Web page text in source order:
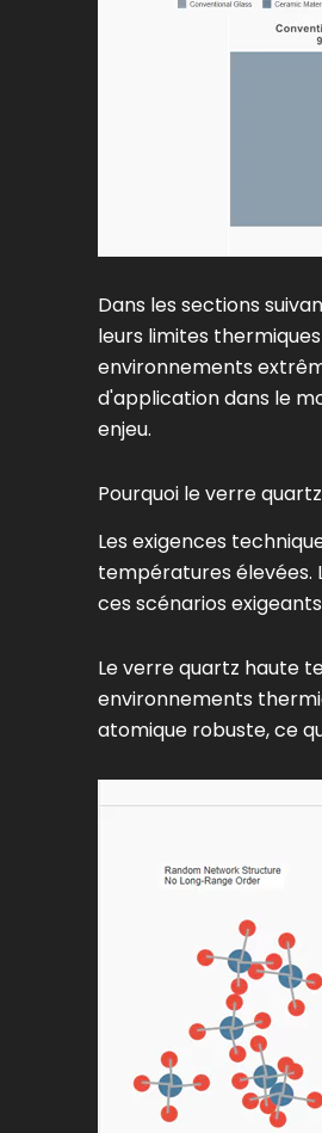
Dans les sections
leurs limites
environnements
d'application dans le
enjeu.
Pourquoi le verre
Les exigences
températures élevées.
ces scénarios
Le verre quartz haute
environnements
atomique robuste, ce